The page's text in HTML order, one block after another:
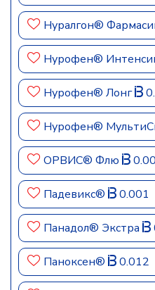
Нуралгон®
Нурофен®
Нурофен® Лонг
Нурофен®
ОРВИС® Флю
Падевикс® 0.001
Панадол® Экстра
Паноксен® 0.012